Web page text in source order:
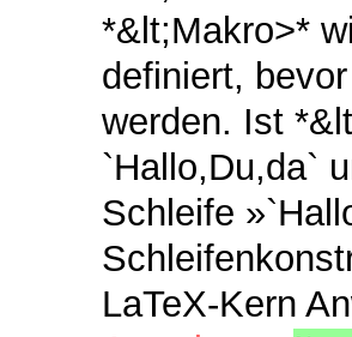
*&lt;Makro>*
definiert,
werden. Ist
`Hallo,Du,da`
Schleife
LaTeX-Kern